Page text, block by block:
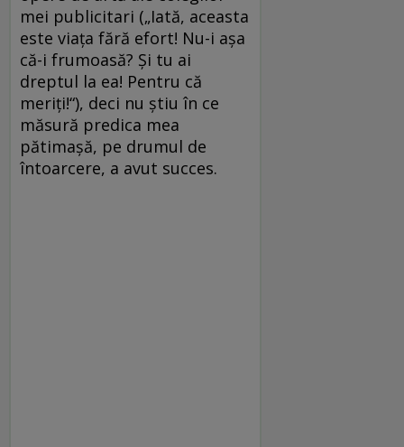
mei publicitari („Iată, aceasta
este viața fără efort! Nu-i așa
că-i frumoasă? Și tu ai
dreptul la ea! Pentru că
meriți!“), deci nu știu în ce
măsură predica mea
pătimașă, pe drumul de
întoarcere, a avut succes.